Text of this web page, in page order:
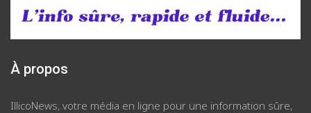
À propos
IllicoNews, votre média en ligne pour une information sûre,